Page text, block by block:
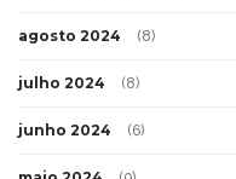
agosto 2024 (8)
julho 2024 (8)
junho 2024 (6)